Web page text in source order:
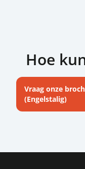
Hoe
Vraag onze
(Engelstalig)